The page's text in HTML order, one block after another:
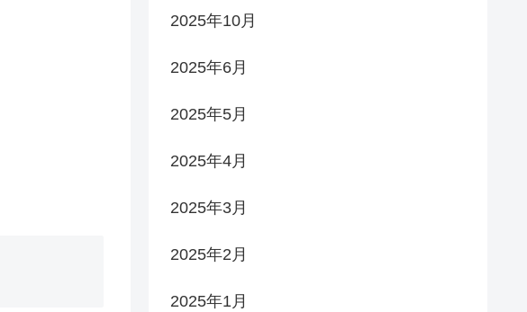
2025年10月
2025年6月
2025年5月
2025年4月
2025年3月
2025年2月
2025年1月